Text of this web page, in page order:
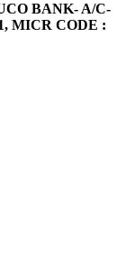
BANK- A/C-
MICR CODE :